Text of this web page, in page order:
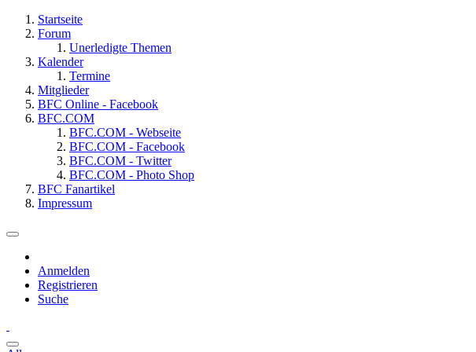
Startseite
Forum
Unerledigte Themen
Kalender
Termine
Mitglieder
BFC Online - Facebook
BFC.COM
BFC.COM - Webseite
BFC.COM - Facebook
BFC.COM - Twitter
BFC.COM - Photo Shop
BFC Fanartikel
Impressum
Anmelden
Registrieren
Suche